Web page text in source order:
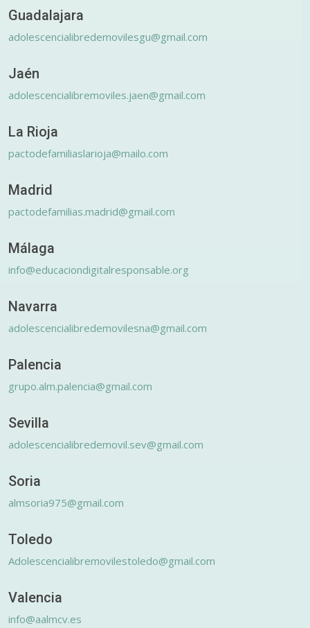
Guadalajara
adolescencialibredemovilesgu@gmail.com
Jaén
adolescencialibremoviles.jaen@gmail.com
La Rioja
pactodefamiliaslarioja@mailo.com
Madrid
pactodefamilias.madrid@gmail.com
Málaga
info@educaciondigitalresponsable.org
Navarra
adolescencialibredemovilesna@gmail.com
Palencia
grupo.alm.palencia@gmail.com
Sevilla
adolescencialibredemovil.sev@gmail.com
Soria
almsoria975@gmail.com
Toledo
Adolescencialibremovilestoledo@gmail.com
Valencia
info@aalmcv.es